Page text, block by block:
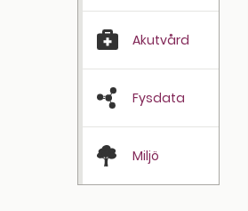
Akutvård
Fysdata
Miljö